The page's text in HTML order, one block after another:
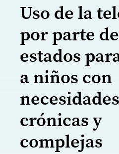
Uso de la
por parte
estados
a niños con
necesidades
crónicas y
complejas